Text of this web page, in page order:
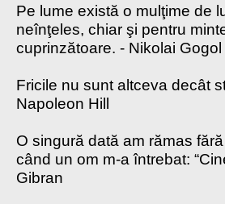
Pe lume există o mulţime de
neînţeles, chiar şi pentru
cuprinzătoare. - Nikolai Gogol
Fricile nu sunt altceva decât
Napoleon Hill
O singură dată am rămas
când un om m-a întrebat:
Gibran